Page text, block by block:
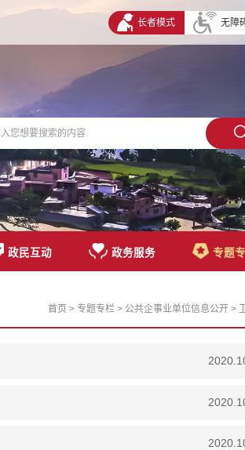
长者模式 无障
政民互动 政务服务 专题
首页 > 专题专栏 > 公共企事业单位信息公开 >